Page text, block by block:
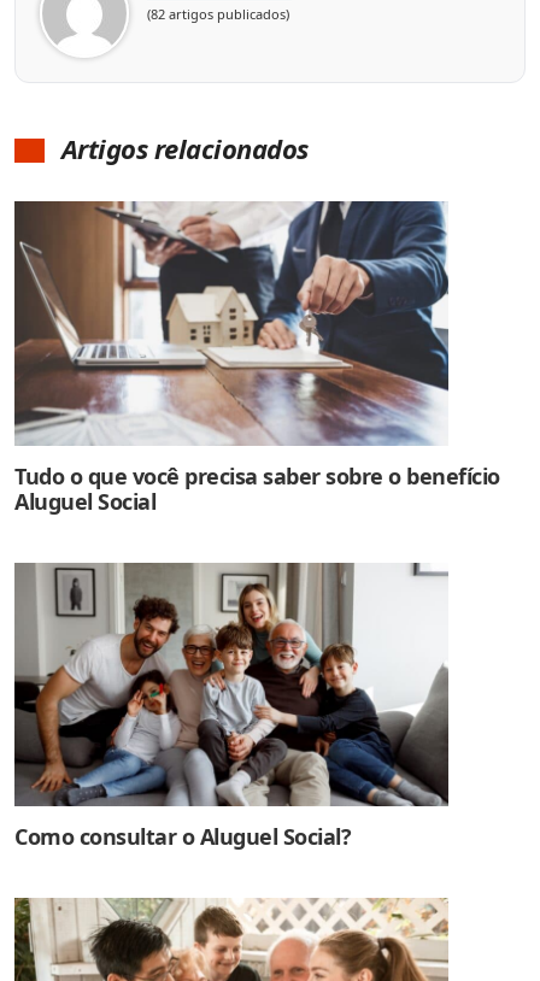
(82 artigos publicados)
Artigos relacionados
Tudo o que você precisa saber sobre o benefício
Aluguel Social
Como consultar o Aluguel Social?